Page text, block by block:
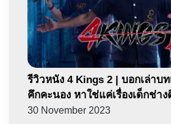
รีวิวหนัง 4 Kings 2 | บอกเล่าบ
คึกคะนอง หาใช่แค่เรื่องเด็กช่า
30 November 2023